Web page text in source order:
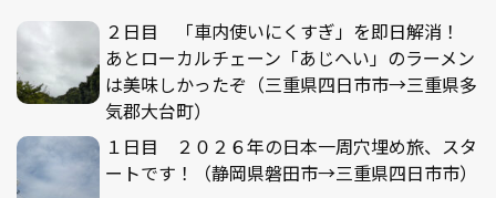
２日目 「車内使いにくすぎ」を即日解消！
あとローカルチェーン「あじへい」のラーメン
は美味しかったぞ（三重県四日市市→三重県多
気郡大台町）
１日目 ２０２６年の日本一周穴埋め旅、スタ
ートです！（静岡県磐田市→三重県四日市市）